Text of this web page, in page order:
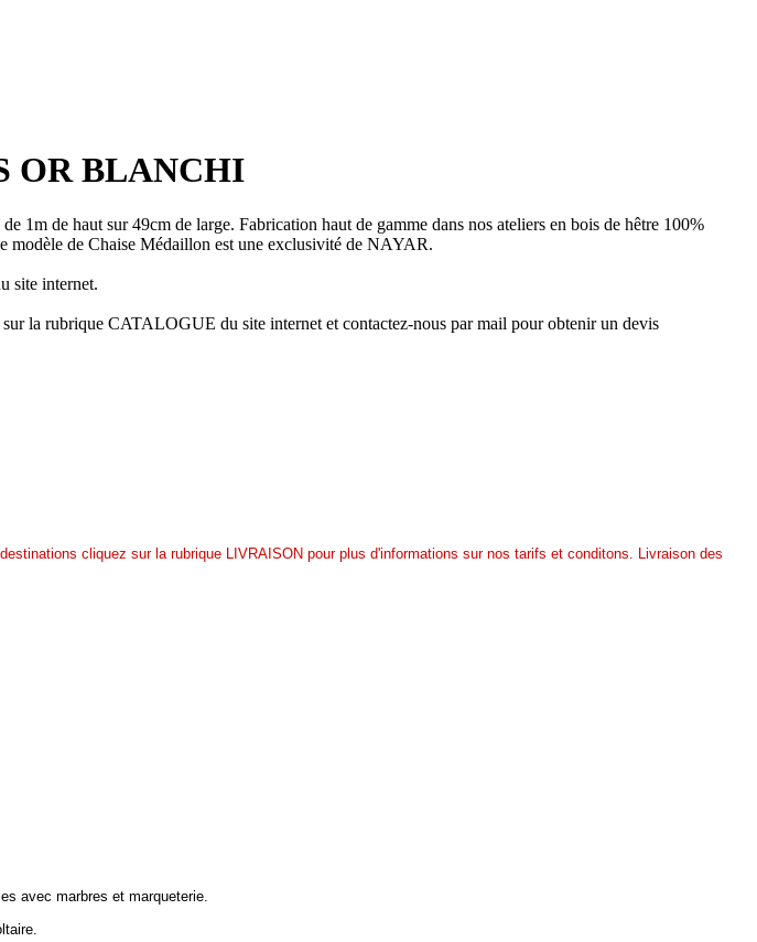
OR BLANCHI
1m de haut sur 49cm de large. Fabrication haut de gamme dans nos ateliers en bois de hêtre 100%
modèle de Chaise Médaillon est une exclusivité de NAYAR.
site internet.
la rubrique CATALOGUE du site internet et contactez-nous par mail pour obtenir un devis
cliquez sur la rubrique LIVRAISON pour plus d'informations sur nos tarifs et conditons. Livraison des
avec marbres et marqueterie.